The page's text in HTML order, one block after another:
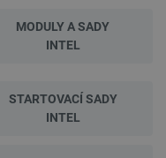
MODULY A SADY
INTEL
STARTOVACÍ SADY
INTEL